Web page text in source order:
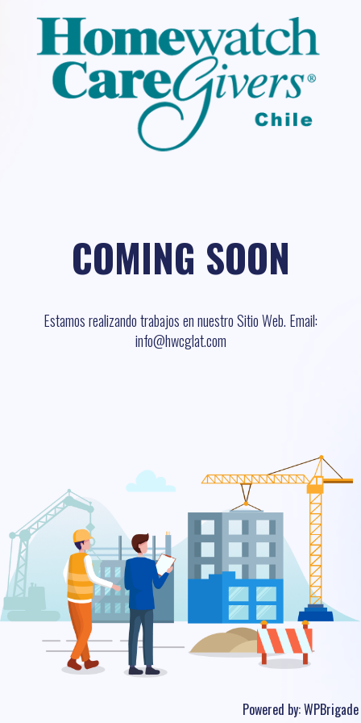
COMING SOON
Estamos realizando trabajos en nuestro Sitio Web. Email:
info@hwcglat.com
Powered by:WPBrigade